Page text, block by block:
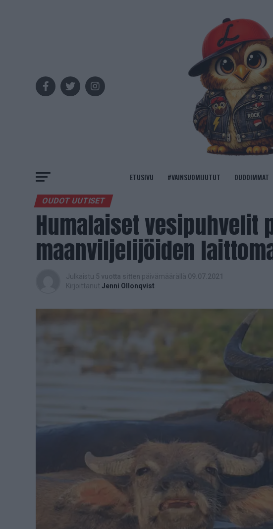
ETUSIVU #VAINSUOMIJUTUT OUDOIMMAT
OUDOT UUTISET
Humalaiset vesipuhvelit
maanviljelijöiden
Julkaistu 5 vuotta sitten päivämäärällä 09.07.2021
Kirjoittanut Jenni Ollonqvist